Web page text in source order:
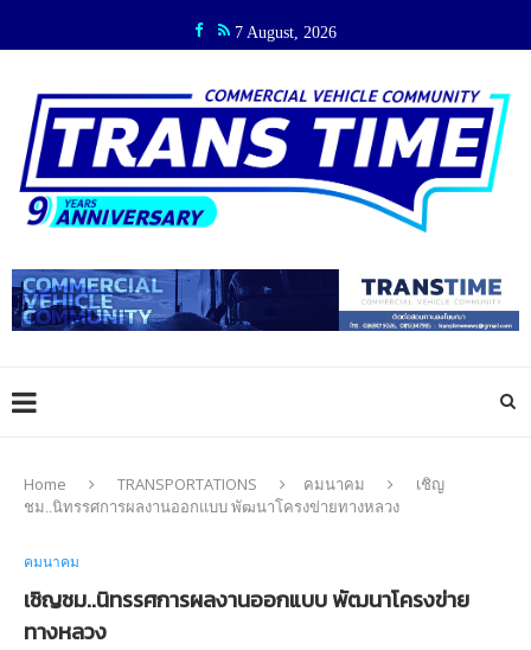
7 August, 2026
Home TRANSPORTATIONS คมนาคม
เชิญ
ชม..นิทรรศการผลงานออกแบบ พัฒนาโครงข่ายทางหลวง
คมนาคม
เชิญชม..นิทรรศการผลงานออกแบบ พัฒนาโครงข่าย
ทางหลวง